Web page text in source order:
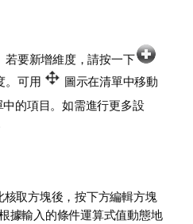
若要新增維度，請按一下
。可用
圖示在清單中移動
的項目。如需進行更多設
核取方塊後，按下方編輯方塊
據輸入的條件運算式值動態地